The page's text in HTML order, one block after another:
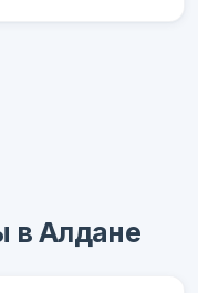
в Алдане